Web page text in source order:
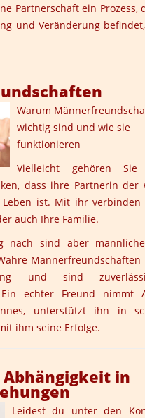
Partnerschaft ein Prozess,
und Veränderung
Warum
wichtig sind und wie sie
funktionieren
Vielleicht gehören
dass ihre Partnerin der
ist. Mit ihr verbinden
auch Ihre Familie.
nach sind aber
und sind
Ein echter Freund nimmt
unterstützt ihn in
ihm seine Erfolge.
in
Leidest du unter den